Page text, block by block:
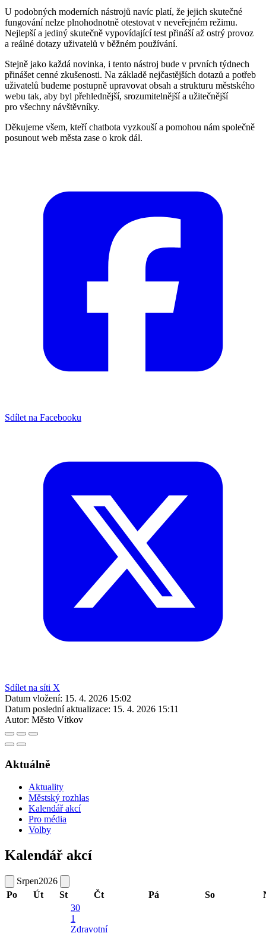
U podobných moderních nástrojů navíc platí, že jejich skutečné
fungování nelze plnohodnotně otestovat v neveřejném režimu.
Nejlepší a jediný skutečně vypovídající test přináší až ostrý provoz
a reálné dotazy uživatelů v běžném používání.
Stejně jako každá novinka, i tento nástroj bude v prvních týdnech
přinášet cenné zkušenosti. Na základě nejčastějších dotazů a potřeb
uživatelů budeme postupně upravovat obsah a strukturu městského
webu tak, aby byl přehlednější, srozumitelnější a užitečnější
pro všechny návštěvníky.
Děkujeme všem, kteří chatbota vyzkouší a pomohou nám společně
posunout web města zase o krok dál.
Sdílet na Facebooku
Sdílet na síti X
Datum vložení: 15. 4. 2026 15:02
Datum poslední aktualizace: 15. 4. 2026 15:11
Autor: Město Vítkov
Aktuálně
Aktuality
Městský rozhlas
Kalendář akcí
Pro média
Volby
Kalendář akcí
Srpen2026
Po
Út St Čt Pá So
30
1
Zdravotní